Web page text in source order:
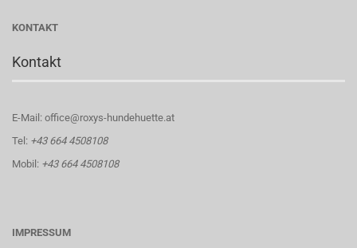
KONTAKT
Kontakt
E-Mail: office@roxys-hundehuette.at
Tel: +43 664 4508108
Mobil: +43 664 4508108
IMPRESSUM